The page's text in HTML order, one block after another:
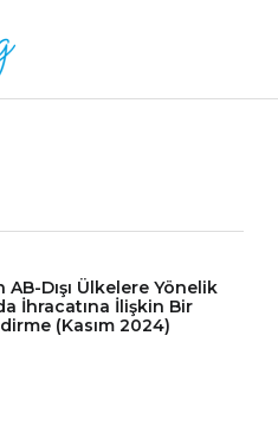
AB-Dışı Ülkelere Yönelik
İhracatına İlişkin Bir
(Kasım 2024)